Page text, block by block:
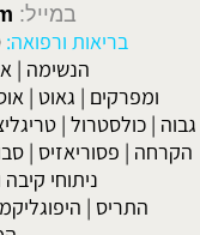
במייל:
בריאות ורפואה:
הנשימה |
ומפרקים | גאוט |
גבוה |כולסטרול |
הקרחה | פסוריאזיס |
ניתוחי קיבה
התריס |